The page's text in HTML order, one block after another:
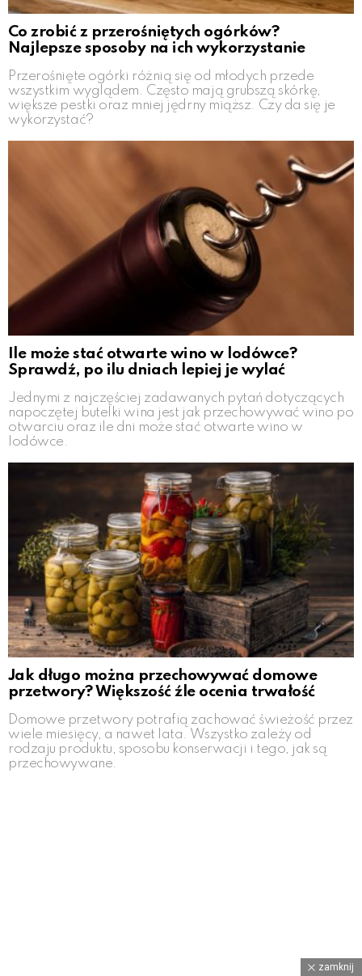
Co zrobić z przerośniętych ogórków?
Najlepsze sposoby na ich wykorzystanie
Przerośnięte ogórki różnią się od młodych przede
wszystkim wyglądem. Często mają grubszą skórkę,
większe pestki oraz mniej jędrny miąższ. Czy da się je
wykorzystać?
Ile może stać otwarte wino w lodówce?
Sprawdź, po ilu dniach lepiej je wylać
Jednymi z najczęściej zadawanych pytań dotyczących
napoczętej butelki wina jest jak przechowywać wino po
otwarciu oraz ile dni może stać otwarte wino w
lodówce.
Jak długo można przechowywać domowe
przetwory? Większość źle ocenia trwałość
Domowe przetwory potrafią zachować świeżość przez
wiele miesięcy, a nawet lata. Wszystko zależy od
rodzaju produktu, sposobu konserwacji i tego, jak są
przechowywane.
zamknij